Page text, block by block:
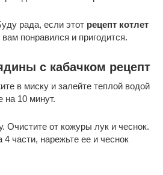
рада, если этот рецепт котлет
вам понравился и пригодится.
с кабачком рецепт
в миску и залейте теплой водой
на 10 минут.
Очистите от кожуры лук и чеснок.
4 части, нарежьте ее и чеснок